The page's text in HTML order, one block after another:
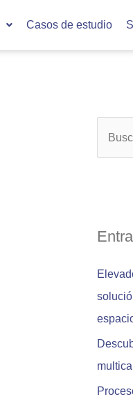
Casos de estudio
a
p
o
r
: